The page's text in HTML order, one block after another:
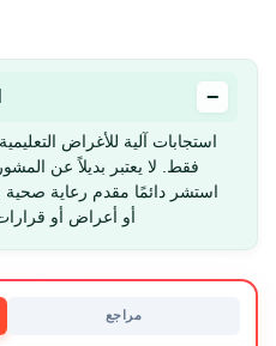
−
فقط. لا يعتبر بديلاً عن
استشر دائمًا مقدم رعاية صحية
أو أعراض أو
مراجع